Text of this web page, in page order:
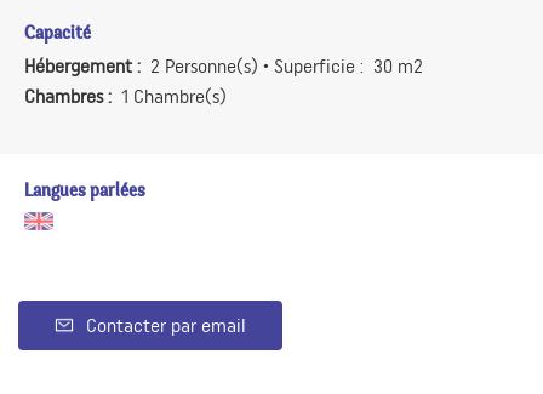
Capacité
Hébergement : 2 Personne(s) • Superficie : 30 m2
Chambres : 1 Chambre(s)
Langues parlées
Contacter par email